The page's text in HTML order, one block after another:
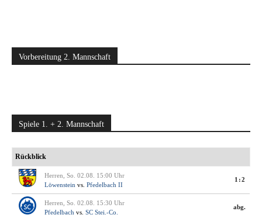
Vorbereitung 2. Mannschaft
Spiele 1. + 2. Mannschaft
Rückblick
Herren, So. 02.08. 15:00 Uhr
Löwenstein vs. Pfedelbach II
1:2
Herren, So. 02.08. 15:30 Uhr
Pfedelbach vs. SC Stei.-Co.
abg.